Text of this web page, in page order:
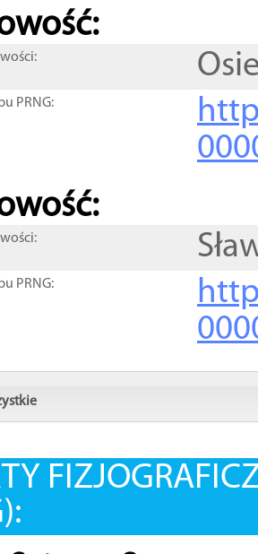
PRNG:
PRNG: